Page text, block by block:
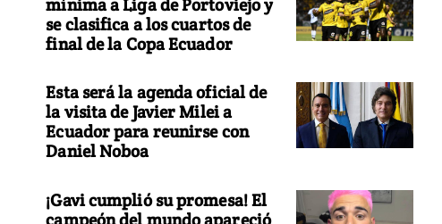
se clasifica a los cuartos de
final de la Copa Ecuador
Esta será la agenda oficial de
la visita de Javier Milei a
Ecuador para reunirse con
Daniel Noboa
¡Gavi cumplió su promesa! El
campeón del mundo apareció